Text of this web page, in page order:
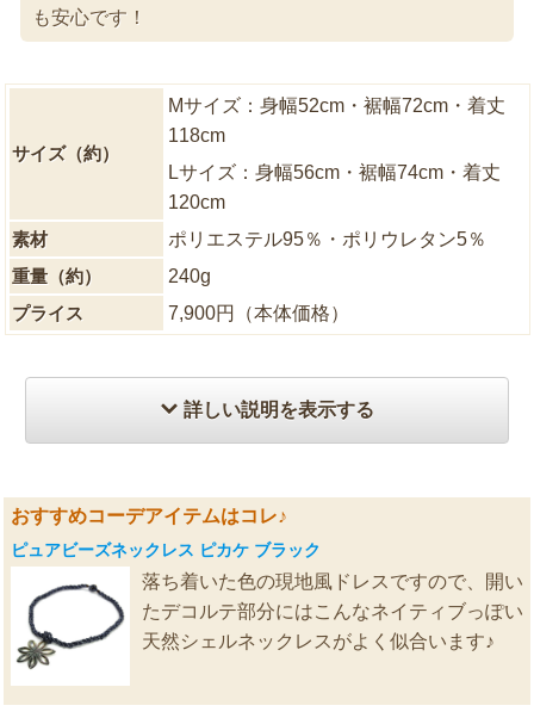
も安心です！
サイズ（約）
Mサイズ：身幅52cm・裾幅72cm・着丈
118cm
Lサイズ：身幅56cm・裾幅74cm・着丈
120cm
素材
ポリエステル95％・ポリウレタン5％
重量（約）
240g
プライス
7,900円（本体価格）
詳しい説明を表示する
おすすめコーデアイテムはコレ♪
ピュアビーズネックレス ピカケ ブラック
落ち着いた色の現地風ドレスですので、開い
たデコルテ部分にはこんなネイティブっぽい
天然シェルネックレスがよく似合います♪